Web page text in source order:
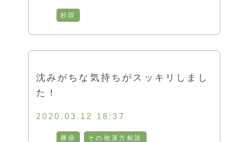
杉田
沈みがちな気持ちがスッキリしまし
た！
2020.03.12 18:37
勝俣 その他漢方相談